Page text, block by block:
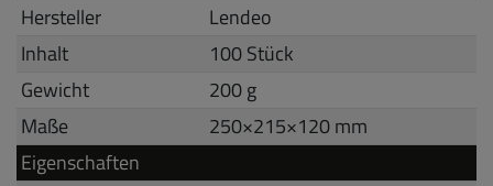
Hersteller
Lendeo
Inhalt
100 Stück
Gewicht
200 g
Maße
250×215×120mm
Eigenschaften